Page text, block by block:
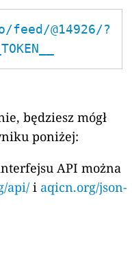
@14926/?
będziesz mógł
poniżej:
API można
api/ i aqicn.org/json-